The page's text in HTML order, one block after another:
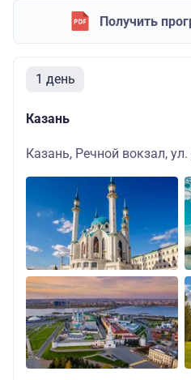
Получить
1 день
Казань
Казань, Речной вокзал,